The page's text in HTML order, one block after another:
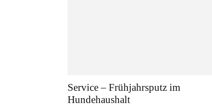
Service – Frühjahrsputz im
Hundehaushalt